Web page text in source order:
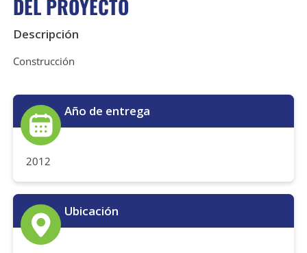
DEL PROYECTO
Descripción
Construcción
Año de entrega
2012
Ubicación